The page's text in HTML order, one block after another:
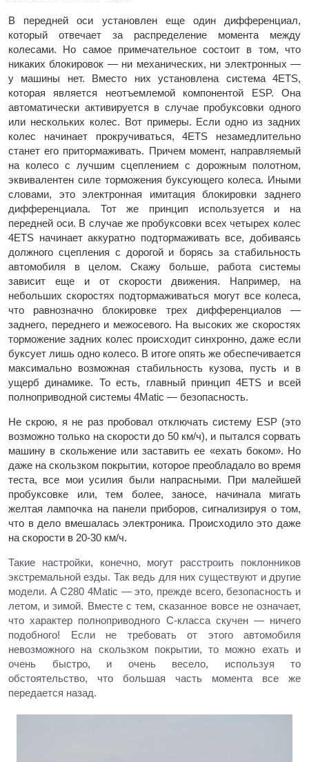
В передней оси установлен еще один дифференциал,
который отвечает за распределение момента между
колесами. Но самое примечательное состоит в том, что
никаких блокировок — ни механических, ни электронных —
у машины нет. Вместо них установлена система 4ETS,
которая является неотъемлемой компонентой ESP. Она
автоматически активируется в случае пробуксовки одного
или нескольких колес. Вот примеры. Если одно из задних
колес начинает прокручиваться, 4ETS незамедлительно
станет его притормаживать. Причем момент, направляемый
на колесо с лучшим сцеплением с дорожным полотном,
эквивалентен силе торможения буксующего колеса. Иными
словами, это электронная имитация блокировки заднего
дифференциала. Тот же принцип используется и на
передней оси. В случае же пробуксовки всех четырех колес
4ETS начинает аккуратно подтормаживать все, добиваясь
должного сцепления с дорогой и борясь за стабильность
автомобиля в целом. Скажу больше, работа системы
зависит еще и от скорости движения. Например, на
небольших скоростях подтормаживаться могут все колеса,
что равнозначно блокировке трех дифференциалов —
заднего, переднего и межосевого. На высоких же скоростях
торможение задних колес происходит синхронно, даже если
буксует лишь одно колесо. В итоге опять же обеспечивается
максимально возможная стабильность кузова, пусть и в
ущерб динамике. То есть, главный принцип 4ETS и всей
полноприводной системы 4Matic — безопасность.
Не скрою, я не раз пробовал отключать систему ESP (это
возможно только на скорости до 50 км/ч), и пытался сорвать
машину в скольжение или заставить ее «ехать боком». Но
даже на скользком покрытии, которое преобладало во время
теста, все мои усилия были напрасными. При малейшей
пробуксовке или, тем более, заносе, начинала мигать
желтая лампочка на панели приборов, сигнализируя о том,
что в дело вмешалась электроника. Происходило это даже
на скорости в 20-30 км/ч.
Такие настройки, конечно, могут расстроить поклонников
экстремальной езды. Так ведь для них существуют и другие
модели. А С280 4Matic — это, прежде всего, безопасность и
летом, и зимой. Вместе с тем, сказанное вовсе не означает,
что характер полноприводного С-класса скучен — ничего
подобного! Если не требовать от этого автомобиля
невозможного на скользком покрытии, то можно ехать и
очень быстро, и очень весело, используя то
обстоятельство, что большая часть момента все же
передается назад.